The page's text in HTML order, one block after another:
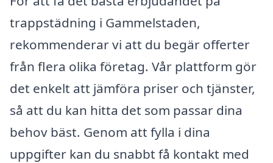
trappstädning i Gammelstaden,
rekommenderar vi att du begär offerter
från flera olika företag. Vår plattform gör
det enkelt att jämföra priser och tjänster,
så att du kan hitta det som passar dina
behov bäst. Genom att fylla i dina
uppgifter kan du snabbt få kontakt med